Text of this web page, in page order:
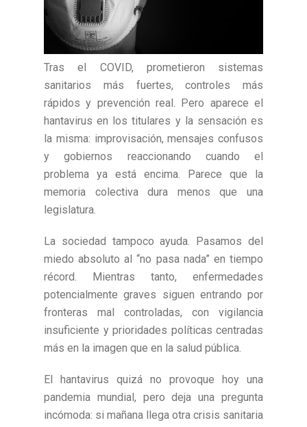
Tras el COVID, prometieron sistemas
sanitarios más fuertes, controles más
rápidos y prevención real. Pero aparece el
hantavirus en los titulares y la sensación es
la misma: improvisación, mensajes confusos
y gobiernos reaccionando cuando el
problema ya está encima. Parece que la
memoria colectiva dura menos que una
legislatura.
La sociedad tampoco ayuda. Pasamos del
miedo absoluto al “no pasa nada” en tiempo
récord. Mientras tanto, enfermedades
potencialmente graves siguen entrando por
fronteras mal controladas, con vigilancia
insuficiente y prioridades políticas centradas
más en la imagen que en la salud pública.
El hantavirus quizá no provoque hoy una
pandemia mundial, pero deja una pregunta
incómoda: si mañana llega otra crisis sanitaria